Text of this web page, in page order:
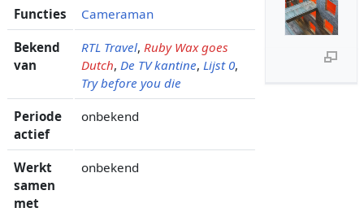
Functies Cameraman
Bekend
van
RTL Travel, Ruby Wax goes
Dutch, De TV kantine, Lijst 0,
Try before you die
Periode
actief
onbekend
Werkt
samen
met
onbekend